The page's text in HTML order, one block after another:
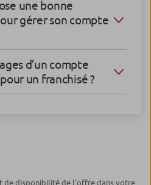
une bonne
gérer son compte
d’un compte
un franchisé ?
de disponibilité de l’offre dans votre